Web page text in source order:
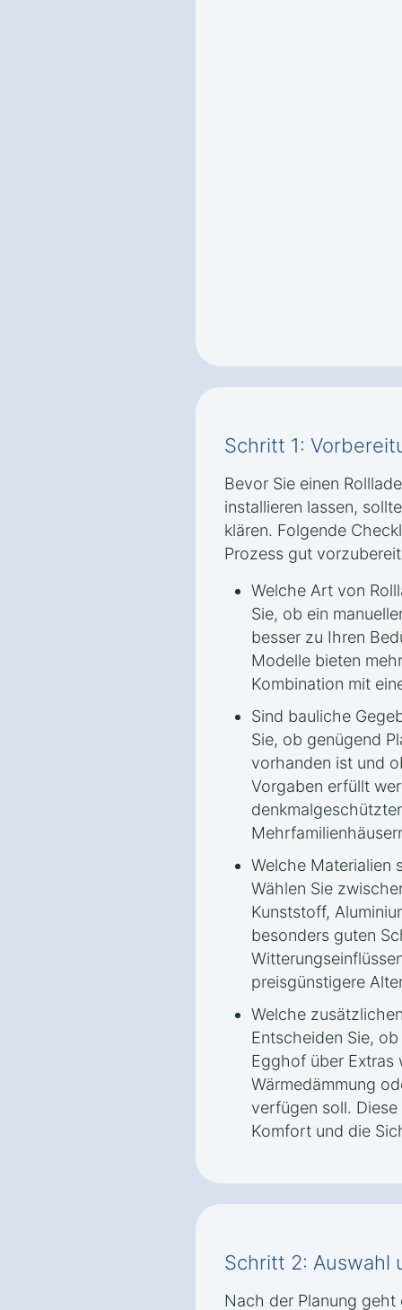
Schritt 1:
Bevor Sie einen
installieren lassen,
klären. Folgende
Prozess gut
Welche Art von
Sie, ob ein
besser zu Ihren
Modelle bieten
Kombination mit
Sind bauliche
Sie, ob genügend
vorhanden ist und
Vorgaben erfüllt
Welche Materialien
Wählen Sie
Kunststoff,
besonders guten
preisgünstigere
Welche
Entscheiden Sie,
Egghof über Extras
Wärmedämmung
verfügen soll.
Komfort und die
Schritt 2: Auswahl
Nach der Planung geht